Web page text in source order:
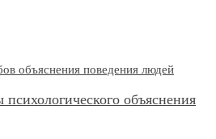
объяснения